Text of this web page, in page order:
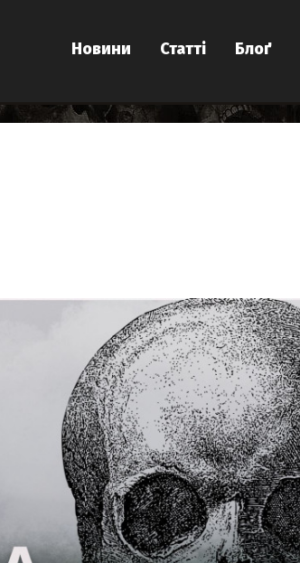
Новини Статті Блоґ